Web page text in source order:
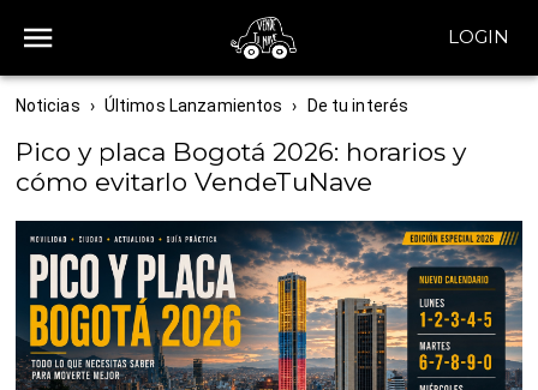
LOGIN
Noticias › Últimos Lanzamientos › De tu interés
Pico y placa Bogotá 2026: horarios y
cómo evitarlo VendeTuNave